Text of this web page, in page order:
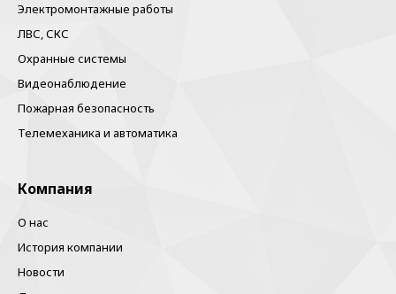
Электромонтажные работы
ЛВС, СКС
Охранные системы
Видеонаблюдение
Пожарная безопасность
Телемеханика и автоматика
Компания
О нас
История компании
Новости